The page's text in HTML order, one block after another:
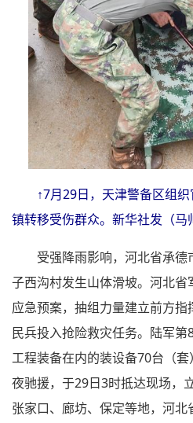
↑7月29日，天津警备区组
镇转移受伤群众。新华社发（马
受强降雨影响，河北省承
子西沟村发生山体滑坡。河北
应急预案，抽组力量建立前方
民兵投入抢险救灾任务。陆军
工程装备在内的装设备70台（
夜驰援，于29日3时抵达现场，
张家口、廊坊、保定等地，河